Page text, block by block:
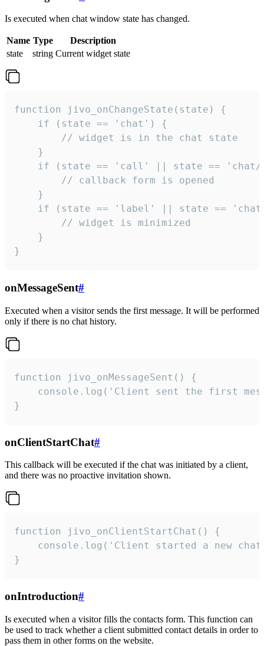
Is executed when chat window state has changed.
Name Type
Description
state
string Current widget state
function jivo_onChangeState(state) {
    if (state == 'chat') {
        // widget is in the chat state
    }
if (state == 'call' || state ==
        // callback form is opened
    }
if (state == 'label' || state ==
        // widget is minimized
    }
}
onMessageSent#
Executed when a visitor sends the first message. It will be performed
only if there is no chat history.
function jivo_onMessageSent() {
console.log('Client sent the first
}
onClientStartChat#
This callback will be executed if the chat was initiated by a client,
and there was no proactive invitation shown.
function jivo_onClientStartChat() {
console.log('Client started a new
}
onIntroduction#
Is executed when a visitor fills the contacts form. This function can
be used to track whether a client submitted contact details in order to
pass them in other forms on the website.